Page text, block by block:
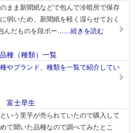
まま新聞紙などで包んで冷暗所で保存
弱いため、新聞紙を軽く湿らせておく
んだものを段ボー……続きを読む
種（種類）一覧
やブランド、種類を一覧で紹介してい
富士早生
という里芋が売られていたので購入して
て聞いた品種なので調べてみたとこ